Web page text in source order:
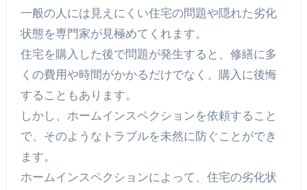
一般の人には見えにくい住宅の問題や隠れた劣化
状態を専門家が見極めてくれます。
住宅を購入した後で問題が発生すると、修繕に多
くの費用や時間がかかるだけでなく、購入に後悔
することもあります。
しかし、ホームインスペクションを依頼すること
で、そのようなトラブルを未然に防ぐことができ
ます。
ホームインスペクションによって、住宅の劣化状